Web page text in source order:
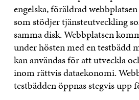
engelska, föräldrad
som stödjer tjänsteutveckling
samma disk. Webbplatsen
under hösten med en testbädd
kan användas för att utveckla
inom rättvis dataekonomi.
testbädden öppnas stegvis upp